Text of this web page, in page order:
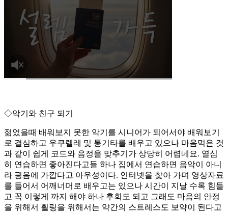
◇악기와 친구 되기
젊었을때 배워보지 못한 악기를 시니어가 되어서야 배워보기
로 결심하고 우쿠렐레 및 통기타를 배우고 있으나 마음먹은 것
과 같이 쉽게 코드와 음정을 맞추기가 상당히 어렵네요. 열심
히 연습하면 좋아진다고들 하나 집에서 연습하면 음악이 아니
라 굉음에 가깝다고 아우성이다. 인터넷을 찿아 가며 영상자료
를 들어서 어깨너머로 배우고는 있으나 시간이 지날 수록 힘들
고 꼭 이렇게 까지 해야 하나 후회도 되고 그래도 마음의 안정
을 위해서 휠링을 위해서는 약간의 스트레스도 보약이 된다고